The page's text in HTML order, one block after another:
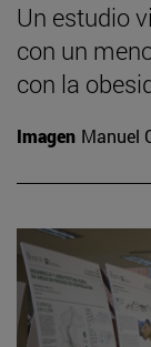
Un estudio
con un
con la
Imagen Manuel